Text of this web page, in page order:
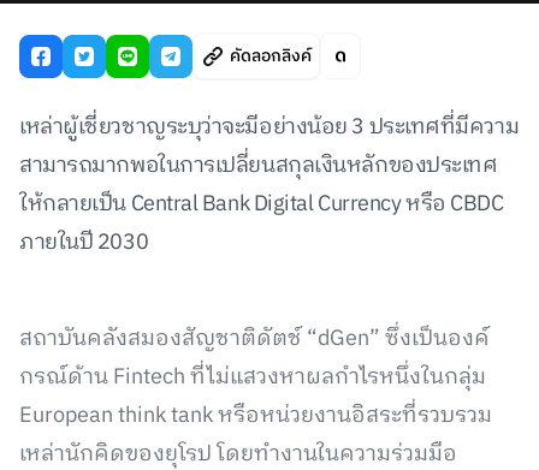
คัดลอกลิงค์
เหล่าผู้เชี่ยวชาญระบุว่าจะมีอย่างน้อย 3 ประเทศที่มีความ
สามารถมากพอในการเปลี่ยนสกุลเงินหลักของประเทศ
ให้กลายเป็น Central Bank Digital Currency หรือ CBDC
ภายในปี 2030
สถาบันคลังสมองสัญชาติดัตช์ “dGen” ซึ่งเป็นองค์
กรณ์ด้าน Fintech ที่ไม่แสวงหาผลกำไรหนึ่งในกลุ่ม
European think tank หรือหน่วยงานอิสระที่รวบรวม
เหล่านักคิดของยุโรป โดยทำงานในความร่วมมือ